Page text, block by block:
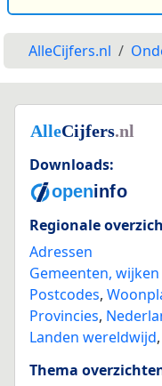
AlleCijfers.nl
Downloads:
Regionale
Adressen
Gemeenten,
Postcodes,
Provincies,
Landen wereldwijd,
Thema